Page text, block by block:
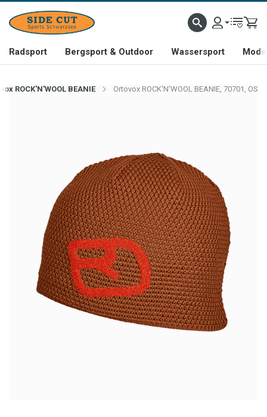
Radsport Bergsport & Outdoor Wassersport
ROCK'N'WOOL BEANIE Ortovox ROCK'N'WOOL BEANIE, 70701, OS